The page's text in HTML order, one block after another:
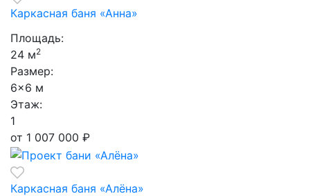
Каркасная баня «Анна»
Площадь:
24 м2
Размер:
6×6 м
Этаж:
1
от 1 007 000 ₽
Каркасная баня «Алёна»